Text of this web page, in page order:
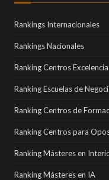
Rankings Internacionales
Rankings Nacionales
Ranking Centros
Ranking Escuelas de
Ranking Centros de
Ranking Centros para
Ranking Másteres en
Ranking Másteres en IA